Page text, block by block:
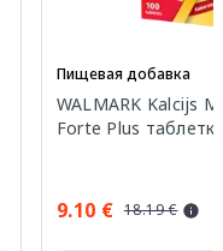
Пищевая добавка
WALMARK Kalcijs
Forte Plus
9.10 € 18.19 €